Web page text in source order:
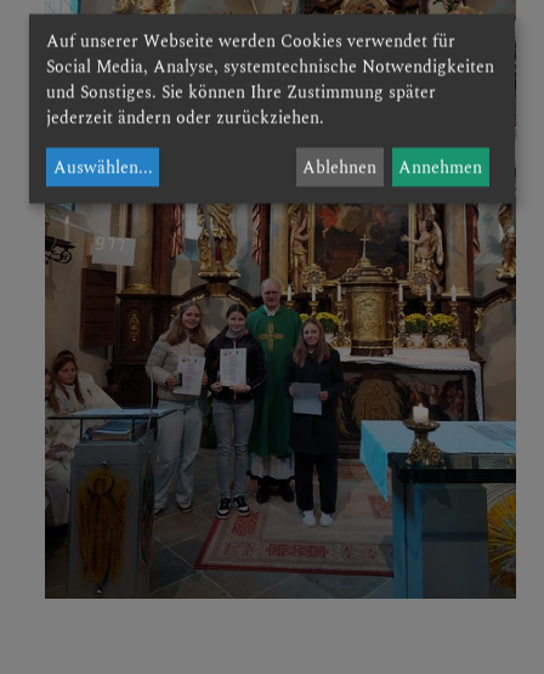
Auf unserer Webseite werden Cookies verwendet für
Social Media, Analyse, systemtechnische Notwendigkeiten
und Sonstiges. Sie können Ihre Zustimmung später
jederzeit ändern oder zurückziehen.
Auswählen... Ablehnen Annehmen